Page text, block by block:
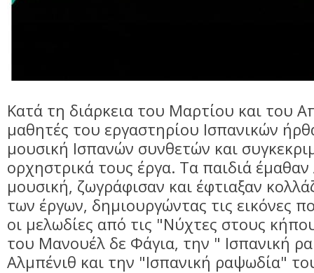
Κατά τη διάρκεια του Μαρτίου και του
μαθητές του εργαστηρίου Ισπανικών
μουσική Ισπανών συνθετών και
ορχηστρικά τους έργα. Τα παιδιά έμαθαν
μουσική, ζωγράφισαν και έφτιαξαν
των έργων, δημιουργώντας τις εικόνες
οι μελωδίες από τις "Νύχτες στους
του Μανουέλ δε Φάγια, την " Ισπανική
Αλμπένιθ και την "Ισπανική ραψωδία"